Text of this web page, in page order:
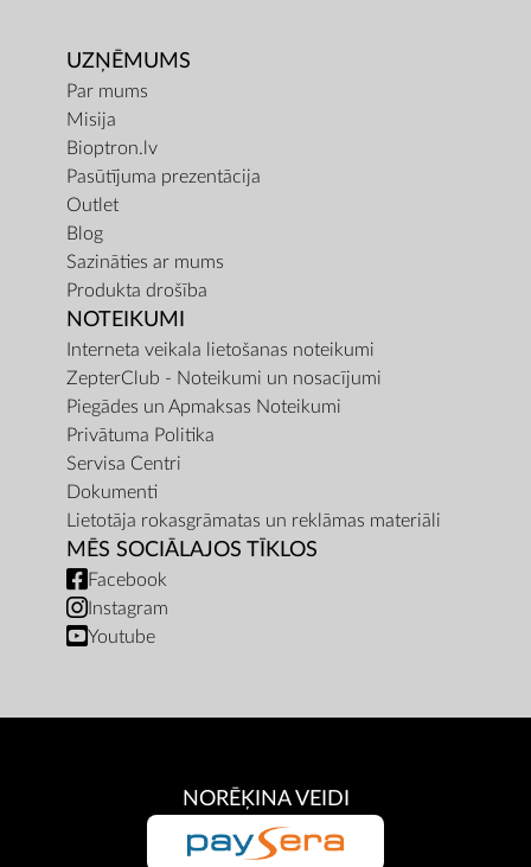
UZŅĒMUMS
Par mums
Misija
Bioptron.lv
Pasūtījuma prezentācija
Outlet
Blog
Sazināties ar mums
Produkta drošība
NOTEIKUMI
Interneta veikala lietošanas noteikumi
ZepterClub - Noteikumi un nosacījumi
Piegādes un Apmaksas Noteikumi
Privātuma Politika
Servisa Centri
Dokumenti
Lietotāja rokasgrāmatas un reklāmas materiāli
MĒS SOCIĀLAJOS TĪKLOS
Facebook
Instagram
Youtube
NORĒĶINA VEIDI